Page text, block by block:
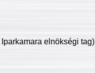
elnökségi tag)